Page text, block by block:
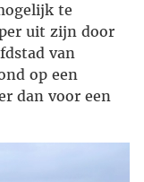
te
uit zijn door
van
op een
dan voor een